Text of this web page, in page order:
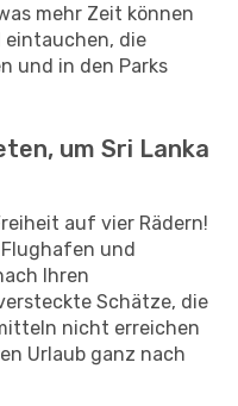
mehr Zeit können
eintauchen, die
und in den Parks
um Sri Lanka
auf vier Rädern!
und
Ihren
Schätze, die
nicht erreichen
Urlaub ganz nach